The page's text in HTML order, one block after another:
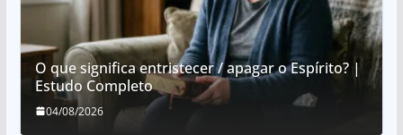
O que significa entristecer / apagar o Espírito? |
Estudo Completo
04/08/2026